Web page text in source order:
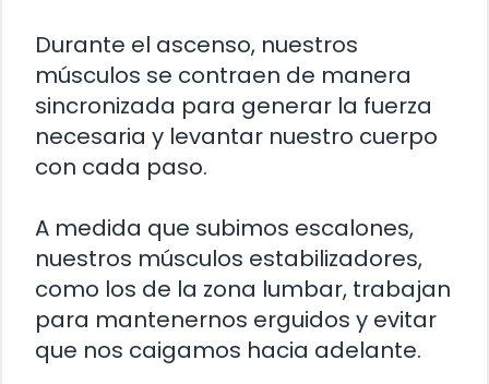
Durante el ascenso, nuestros
músculos se contraen de manera
sincronizada para generar la fuerza
necesaria y levantar nuestro cuerpo
con cada paso.
A medida que subimos escalones,
nuestros músculos estabilizadores,
como los de la zona lumbar, trabajan
para mantenernos erguidos y evitar
que nos caigamos hacia adelante.